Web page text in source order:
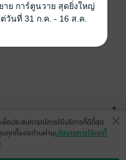
+
พื่อประสบการณ์การใช้บริการที่ดีที่สุด
มคุกกี้ของท่านผ่านนโยบายการใช้คุกกี้
าย การ์ตูนวาย สุดยิ่งใหญ่
วันที่ 31 ก.ค. - 16 ส.ค.